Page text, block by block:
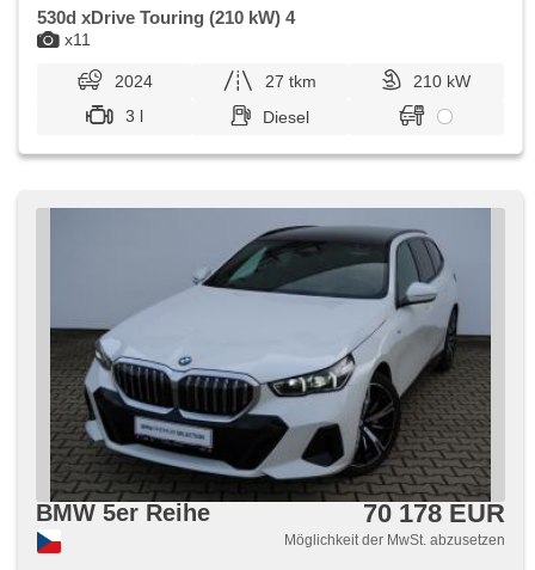
x11
530d xDrive Touring (210 kW) 4
2024 27 tkm
210 kW
3 l
Diesel
BMW 5er Reihe 70 178 EUR
Möglichkeit der MwSt. abzusetzen